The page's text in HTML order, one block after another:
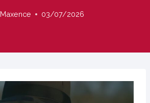
Maxence 03/07/2026